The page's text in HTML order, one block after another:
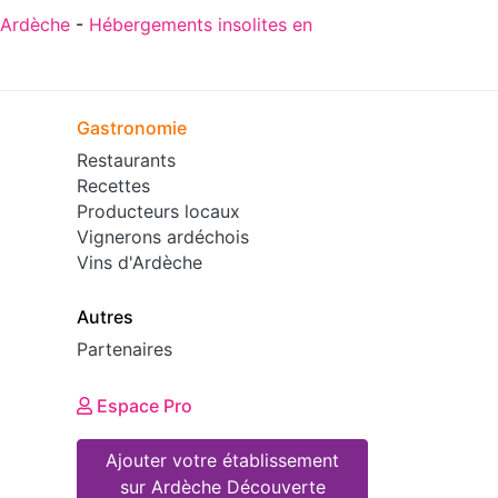
- Hébergements insolites en
Gastronomie
Restaurants
Recettes
Producteurs locaux
Vignerons ardéchois
Vins d'Ardèche
Autres
Partenaires
Espace Pro
Ajouter votre établissement
sur Ardèche Découverte